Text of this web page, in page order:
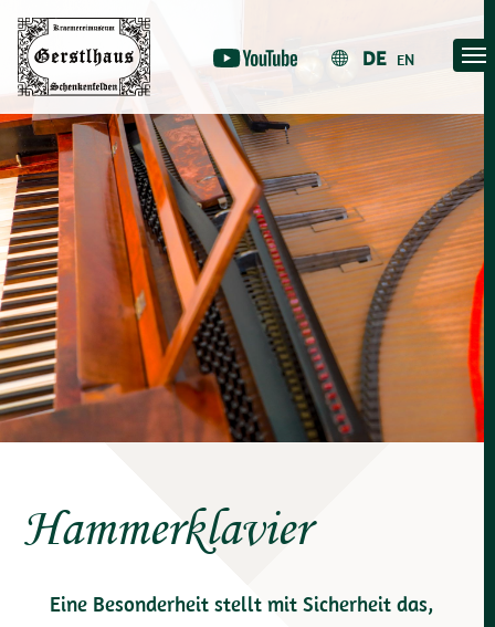
Skip
content
DE EN
Hammerklavier
Eine Besonderheit stellt mit Sicherheit das,